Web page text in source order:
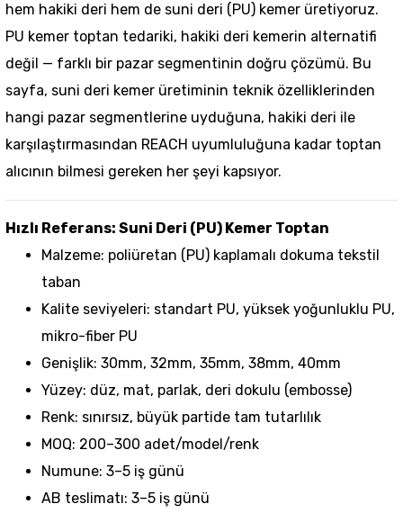
hem hakiki deri hem de suni deri (PU) kemer üretiyoruz.
PU kemer toptan tedariki, hakiki deri kemerin alternatifi
değil — farklı bir pazar segmentinin doğru çözümü. Bu
sayfa, suni deri kemer üretiminin teknik özelliklerinden
hangi pazar segmentlerine uyduğuna, hakiki deri ile
karşılaştırmasından REACH uyumluluğuna kadar toptan
alıcının bilmesi gereken her şeyi kapsıyor.
Hızlı Referans: Suni Deri (PU) Kemer Toptan
Malzeme: poliüretan (PU) kaplamalı dokuma tekstil
taban
Kalite seviyeleri: standart PU, yüksek yoğunluklu PU,
mikro-fiber PU
Genişlik: 30mm, 32mm, 35mm, 38mm, 40mm
Yüzey: düz, mat, parlak, deri dokulu (embosse)
Renk: sınırsız, büyük partide tam tutarlılık
MOQ: 200–300 adet/model/renk
Numune: 3–5 iş günü
AB teslimatı: 3–5 iş günü